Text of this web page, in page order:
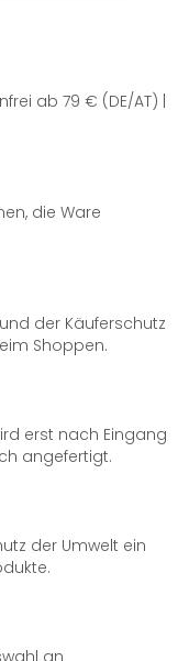
ab 79 € (DE/AT) |
die Ware
der Käuferschutz
Shoppen.
erst nach Eingang
angefertigt.
der Umwelt ein
an